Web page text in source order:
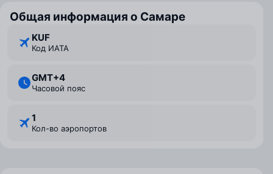
Общая информация о Самаре
KUF
Код ИАТА
GMT+4
Часовой пояс
1
Кол-во аэропортов